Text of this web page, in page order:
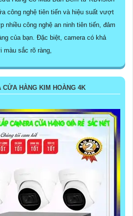
công nghệ tiên tiến và hiệu suất vượt
nhiều công nghệ an ninh tiên tiến, đảm
của bạn. Đặc biệt, camera có khả
màu sắc rõ ràng,
CỬA HÀNG KIM HOÀNG 4K